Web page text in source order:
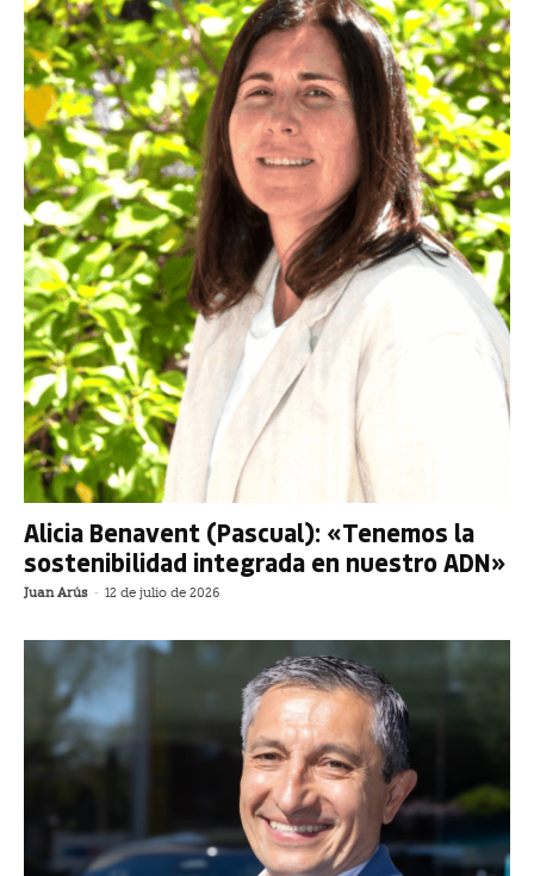
Alicia Benavent (Pascual): «Tenemos la
sostenibilidad integrada en nuestro ADN»
Juan Arús - 12 de julio de 2026